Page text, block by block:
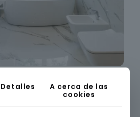
Detalles
A cerca de las
cookies